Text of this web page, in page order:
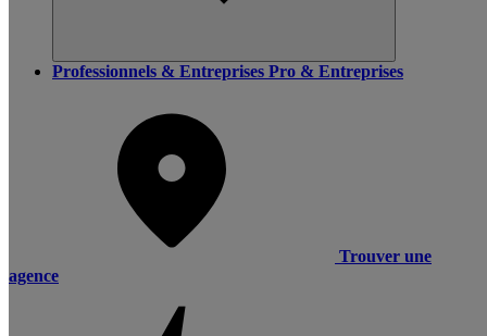
Professionnels & Entreprises Pro & Entreprises
Trouver une
agence